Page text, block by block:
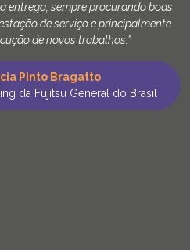
entrega, sempre procurando boas
de serviço e principalmente
de novos trabalhos.”
Pinto Bragatto
da Fujitsu General do Brasil